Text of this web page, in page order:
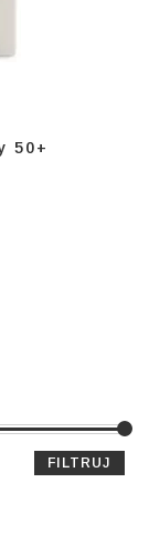
50+
FILTRUJ